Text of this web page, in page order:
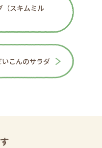
（スキムミル
こんのサラダ